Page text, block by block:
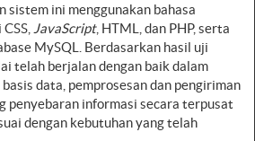
sistem ini menggunakan bahasa
JavaScript, HTML, dan PHP, serta
MySQL. Berdasarkan hasil uji
telah berjalan dengan baik dalam
data, pemprosesan dan pengiriman
penyebaran informasi secara terpusat
dengan kebutuhan yang telah